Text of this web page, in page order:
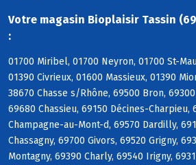
Votre magasin Bioplaisir Tassin
:
01700 Miribel, 01700 Neyron, 01700 St-
01390 Civrieux, 01600 Massieux, 01390
38670 Chasse s/Rhône, 69500 Bron,
69680 Chassieu, 69150 Décines-Charpieu,
Champagne-au-Mont-d, 69570 Dardilly,
Chassagny, 69700 Givors, 69520 Grigny,
Montagny, 69390 Charly, 69540 Irigny,